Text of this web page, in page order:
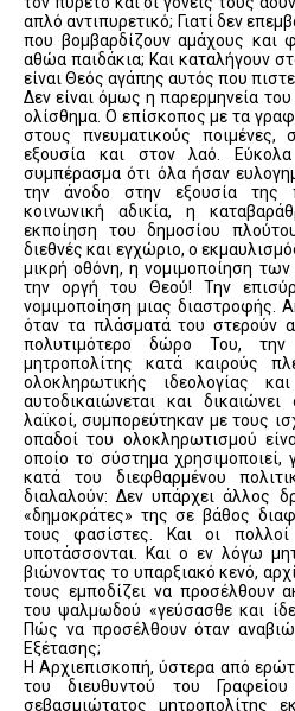
απλό αντιπυρετικό; Γιατί δεν
που βομβαρδίζουν αμάχους και
αθώα παιδάκια; Και καταλήγουν
είναι Θεός αγάπης αυτός που
Δεν είναι όμως η παρερμηνεία
ολίσθημα. Ο επίσκοπος με τα
στους πνευματικούς ποιμένες,
εξουσία και στον λαό.
συμπέρασμα ότι όλα ήσαν
την άνοδο στην εξουσία της
κοινωνική αδικία, η
εκποίηση του δημοσίου
διεθνές και εγχώριο, ο
μικρή οθόνη, η νομιμοποίηση
την οργή του Θεού! Την
νομιμοποίηση μιας διαστροφής.
όταν τα πλάσματά του στερούν
πολυτιμότερο δώρο Του,
μητροπολίτης κατά καιρούς
ολοκληρωτικής ιδεολογίας
αυτοδικαιώνεται και
λαϊκοί, συμπορεύτηκαν με τους
οπαδοί του ολοκληρωτισμού
οποίο το σύστημα χρησιμοποιεί,
κατά του διεφθαρμένου
διαλαλούν: Δεν υπάρχει άλλος
«δημοκράτες» της σε βάθος
τους φασίστες. Και οι
υποτάσσονται. Και ο εν λόγω
βιώνοντας το υπαρξιακό κενό,
τους εμποδίζει να προσέλθουν
του ψαλμωδού «γεύσασθε και
Πώς να προσέλθουν όταν
Εξέτασης;
Η Αρχιεπισκοπή, ύστερα από
του διευθυντού του
σεβασμιώτατος μητροπολίτης